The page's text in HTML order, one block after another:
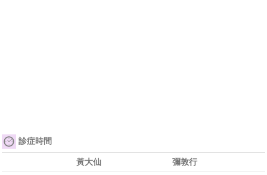
診症時間
黃大仙
彌敦行